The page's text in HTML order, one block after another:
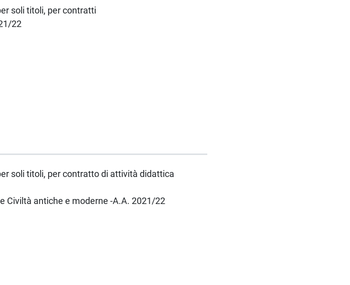
soli titoli, per contratti
22
soli titoli, per contratto di attività didattica
Civiltà antiche e moderne -A.A. 2021/22